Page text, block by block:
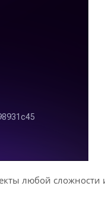
любой сложности